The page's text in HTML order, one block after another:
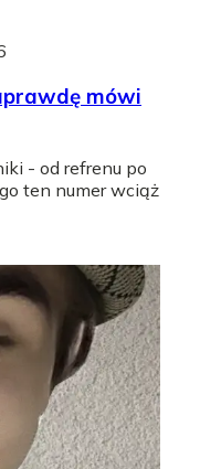
mówi
- od refrenu po
ten numer wciąż